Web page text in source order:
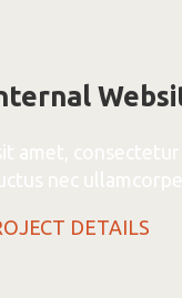
DETAILS